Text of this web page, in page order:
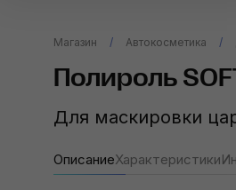
Магазин Автокосметика
Полироль
Для маскировки
ОписаниеХарактеристики